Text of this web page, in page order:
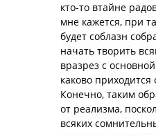
кто-то втайне
мне кажется, при
будет соблазн
начать творить
вразрез с
каково
Конечно, таким
от реализма,
всяких